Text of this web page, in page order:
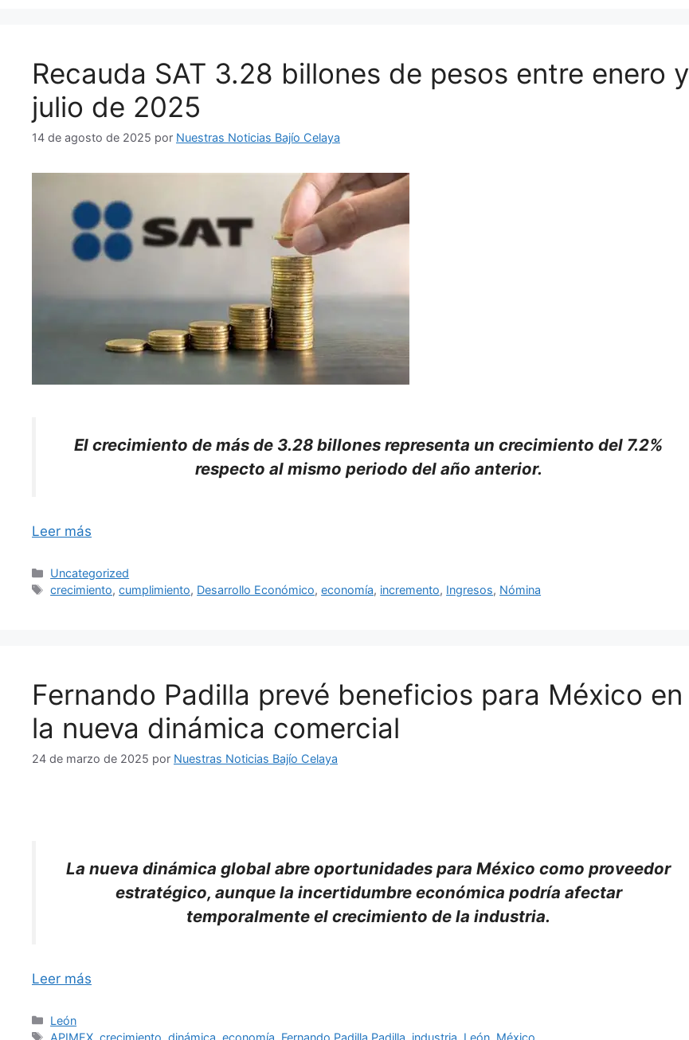
Recauda SAT 3.28 billones de pesos entre enero y
julio de 2025
14 de agosto de 2025 por Nuestras Noticias Bajío Celaya
El crecimiento de más de 3.28 billones representa un crecimiento del 7.2%
respecto al mismo periodo del año anterior.
Leer más
Categorías
Uncategorized
Etiquetas
crecimiento,cumplimiento, Desarrollo Económico,economía, incremento, Ingresos, Nómina
Fernando Padilla prevé beneficios para México en
la nueva dinámica comercial
24 de marzo de 2025 por Nuestras Noticias Bajío Celaya
La nueva dinámica global abre oportunidades para México como proveedor
estratégico, aunque la incertidumbre económica podría afectar
temporalmente el crecimiento de la industria.
Leer más
Categorías
León
Etiquetas
APIMEX ,crecimiento ,dinámica ,economía Fernando Padilla Padilla industria León México